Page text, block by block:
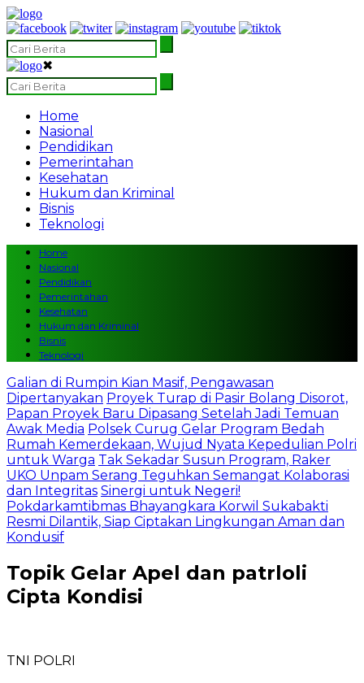
✖
Home
Nasional
Pendidikan
Pemerintahan
Kesehatan
Hukum dan Kriminal
Bisnis
Teknologi
Home
Nasional
Pendidikan
Pemerintahan
Kesehatan
Hukum dan Kriminal
Bisnis
Teknologi
Galian di Rumpin Kian Masif, Pengawasan
Dipertanyakan Proyek Turap di Pasir Bolang Disorot,
Papan Proyek Baru Dipasang Setelah Jadi Temuan
Awak Media Polsek Curug Gelar Program Bedah
Rumah Kemerdekaan, Wujud Nyata Kepedulian Polri
untuk Warga Tak Sekadar Susun Program, Raker
UKO Unpam Serang Teguhkan Semangat Kolaborasi
dan Integritas Sinergi untuk Negeri!
Pokdarkamtibmas Bhayangkara Korwil Sukabakti
Resmi Dilantik, Siap Ciptakan Lingkungan Aman dan
Kondusif
Topik Gelar Apel dan patrloli
Cipta Kondisi
TNI POLRI